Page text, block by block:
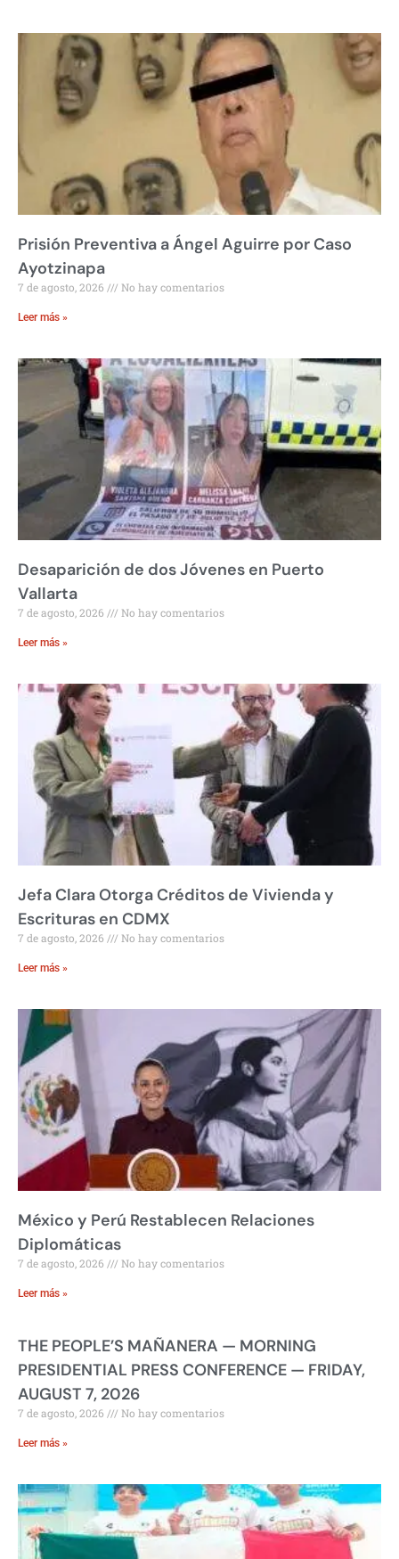
Prisión Preventiva a Ángel Aguirre por Caso
Ayotzinapa
7 de agosto, 2026 No hay comentarios
Leer más »
Desaparición de dos Jóvenes en Puerto
Vallarta
7 de agosto, 2026 No hay comentarios
Leer más »
Jefa Clara Otorga Créditos de Vivienda y
Escrituras en CDMX
7 de agosto, 2026 No hay comentarios
Leer más »
México y Perú Restablecen Relaciones
Diplomáticas
7 de agosto, 2026 No hay comentarios
Leer más »
THE PEOPLE’S MAÑANERA — MORNING
PRESIDENTIAL PRESS CONFERENCE — FRIDAY,
AUGUST 7, 2026
7 de agosto, 2026 No hay comentarios
Leer más »